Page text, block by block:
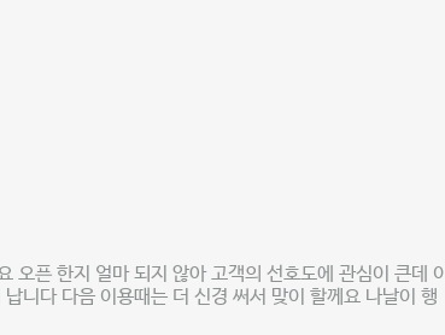
오픈 한지 얼마 되지 않아 고객의 선호도에 관심이 큰데 이
니다 다음 이용때는 더 신경 써서 맞이 할께요 나날이 행